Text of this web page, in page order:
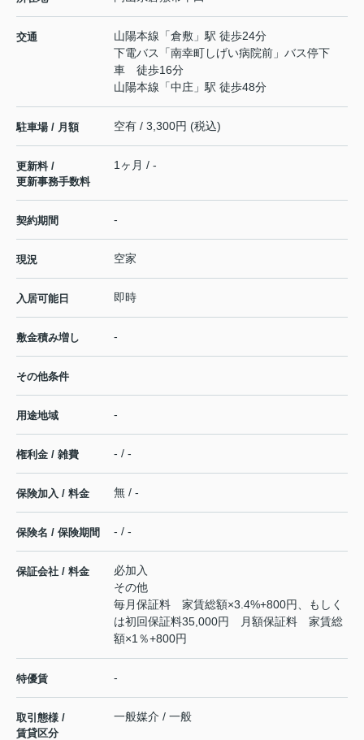
交通 山陽本線 「倉敷 」駅 徒歩24分
下電バス「南幸町しげい病院前」バス停下
車 徒歩16分
山陽本線 「中庄 」駅 徒歩48分
駐車場 / 月額 空有 / 3,300円 (税込)
更新料 /
更新事務手数料
1ヶ月 / -
契約期間 -
現況 空家
入居可能日 即時
敷金積み増し -
その他条件
用途地域 -
権利金 / 雑費 - / -
保険加入 / 料金 無 / -
保険名 / 保険期間 - / -
保証会社 / 料金
必加入
その他
毎月保証料 家賃総額×3.4%+800円、もしく
は初回保証料35,000円 月額保証料 家賃総
額×1％+800円
特優賃 -
取引態様 /
賃貸区分
一般媒介 / 一般